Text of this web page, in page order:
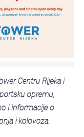
Centru Rijeka i
opremu,
i informacije o
i kolovoza.